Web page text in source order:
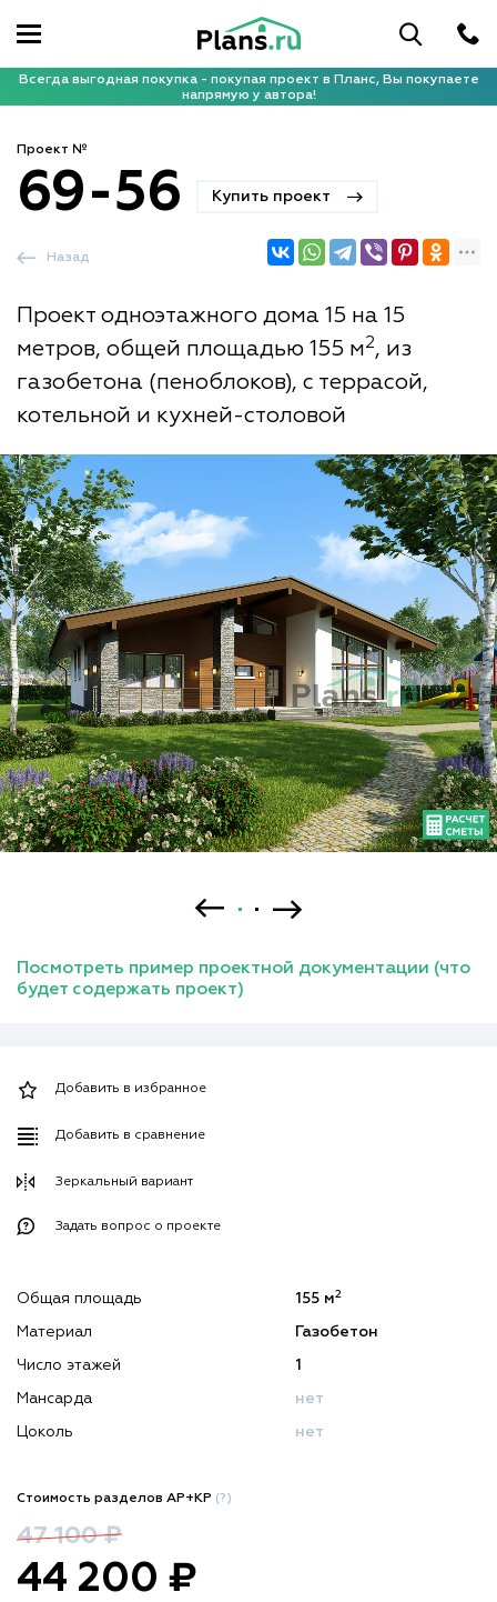
Всегда выгодная покупка - покупая проект в Планс, Вы покупаете
напрямую у автора!
Проект №
69-56 Купить проект
Проект одноэтажного дома 15 на 15
метров, общей площадью 155 м2, из
газобетона (пеноблоков), с террасой,
котельной и кухней-столовой
Назад
Посмотреть пример проектной документации (что
будет содержать проект)
Добавить в избранное
Добавить в сравнение
Зеркальный вариант
Задать вопрос о проекте
Общая площадь 155 м2
Материал Газобетон
Число этажей 1
Мансарда нет
Цоколь нет
Стоимость разделов АР+КР (?)
47 100 ₽
44 200 ₽